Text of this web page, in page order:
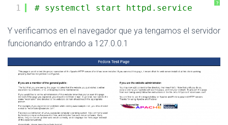
?
1 # systemctl start httpd.service
Y verificamos en el navegador que ya tengamos el servidor
funcionando entrando a 127.0.0.1